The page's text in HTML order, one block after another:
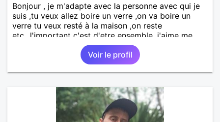
Bonjour , je m'adapte avec la personne avec qui je
suis ,tu veux allez boire un verre ,on va boire un
verre tu veux resté à la maison ,on reste
etc...l'important c'est d'etre ensemble .j'aime me
balader , faire du sport , regarder des film , aller au
théatre etc et j'aime par dessus tous rire
Voir le profil